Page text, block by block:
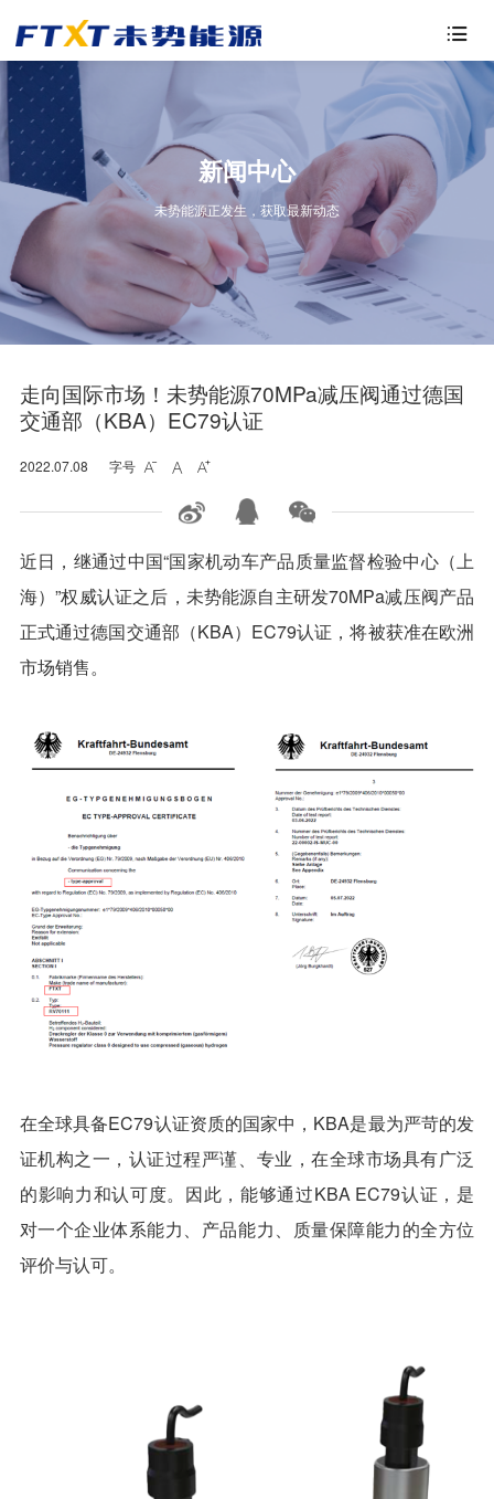

新闻中心
未势能源正发生，获取最新动态
走向国际市场！未势能源70MPa减压阀通过德国
交通部（KBA）EC79认证
2022.07.08 字号   
近日，继通过中国“国家机动车产品质量监督检验中心（上
海）”权威认证之后，未势能源自主研发70MPa减压阀产品
正式通过德国交通部（KBA）EC79认证，将被获准在欧洲
市场销售。
在全球具备EC79认证资质的国家中，KBA是最为严苛的发
证机构之一，认证过程严谨、专业，在全球市场具有广泛
的影响力和认可度。因此，能够通过KBA EC79认证，是
对一个企业体系能力、产品能力、质量保障能力的全方位
评价与认可。